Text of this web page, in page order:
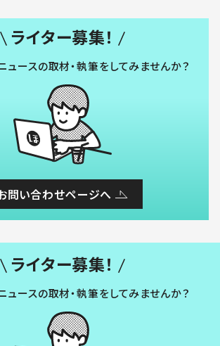
ライター募集！
ュースの取材・執筆をしてみませんか？
問い合わせページへ
ライター募集！
ュースの取材・執筆をしてみませんか？